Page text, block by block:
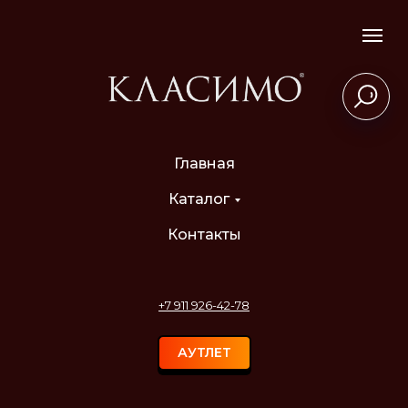
Главная
Каталог
Контакты
+7 911 926-42-78
АУТЛЕТ